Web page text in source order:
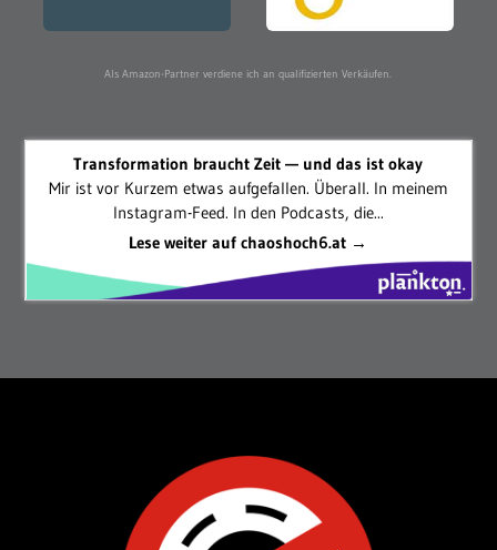
Als Amazon-Partner verdiene ich an qualifizierten Verkäufen.
Transformation braucht Zeit — und das ist okay
Mir ist vor Kurzem etwas aufgefallen. Überall. In meinem
Instagram-Feed. In den Podcasts, die...
Lese weiter auf chaoshoch6.at →